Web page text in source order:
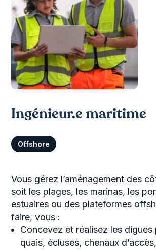
Ingénieur.e maritime
Offshore
Vous gérez l’aménagement des
soit les plages, les marinas, les
estuaires ou des plateformes
faire, vous :
Concevez et réalisez les digues
quais, écluses, chenaux